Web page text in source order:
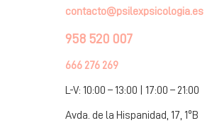
contacto@psilexpsicologia.es
958 520 007
666 276 269
L-V: 10:00 – 13:00 | 17:00 – 21:00
Avda. de la Hispanidad, 17, 1ºB